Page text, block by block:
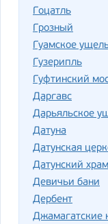
Гоцатль
Грозный
Гуамское
Гузерипль
Гуфтинский
Даргавс
Дарьяльское
Датуна
Датунская
Датунский храм
Девичьи бани
Дербент
Джамагатские